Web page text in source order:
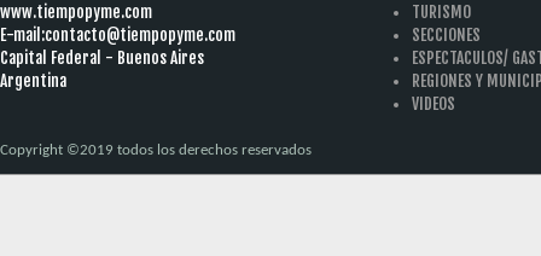
www.tiempopyme.com
E-mail:contacto@tiempopyme.com
Capital Federal - Buenos Aires
Argentina
TURISMO
SECCIONES
ESPECTACULOS/
REGIONES Y
VIDEOS
Copyright ©2019 todos los derechos reservados